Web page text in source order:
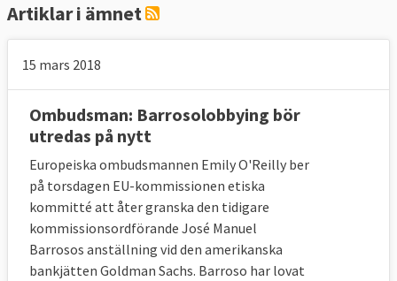
Artiklar i ämnet
15 mars 2018
Ombudsman: Barrosolobbying bör
utredas på nytt
Europeiska ombudsmannen Emily O'Reilly ber
på torsdagen EU-kommissionen etiska
kommitté att åter granska den tidigare
kommissionsordförande José Manuel
Barrosos anställning vid den amerikanska
bankjätten Goldman Sachs. Barroso har lovat